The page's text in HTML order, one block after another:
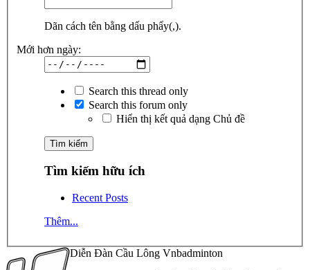
Dãn cách tên bằng dấu phẩy(,).
Mới hơn ngày:
Search this thread only
Search this forum only
Hiển thị kết quả dạng Chủ đề
Tìm kiếm hữu ích
Recent Posts
Thêm...
Diễn Đàn Cầu Lông Vnbadminton